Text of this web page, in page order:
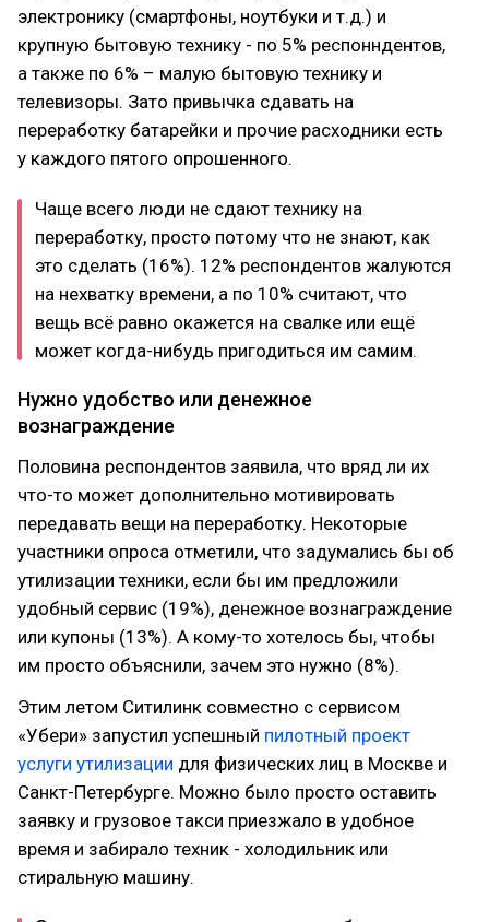
электронику (смартфоны, ноутбуки и т.д.) и
крупную бытовую технику - по 5% респонндентов,
а также по 6% – малую бытовую технику и
телевизоры. Зато привычка сдавать на
переработку батарейки и прочие расходники есть
у каждого пятого опрошенного.
Чаще всего люди не сдают технику на
переработку, просто потому что не знают, как
это сделать (16%). 12% респондентов жалуются
на нехватку времени, а по 10% считают, что
вещь всё равно окажется на свалке или ещё
может когда-нибудь пригодиться им самим.
Нужно удобство или денежное
вознаграждение
Половина респондентов заявила, что вряд ли их
что-то может дополнительно мотивировать
передавать вещи на переработку. Некоторые
участники опроса отметили, что задумались бы об
утилизации техники, если бы им предложили
удобный сервис (19%), денежное вознаграждение
или купоны (13%). А кому-то хотелось бы, чтобы
им просто объяснили, зачем это нужно (8%).
Этим летом Ситилинк совместно с сервисом
«Убери» запустил успешный пилотный проект
услуги утилизации для физических лиц в Москве и
Санкт-Петербурге. Можно было просто оставить
заявку и грузовое такси приезжало в удобное
время и забирало техник - холодильник или
стиральную машину.